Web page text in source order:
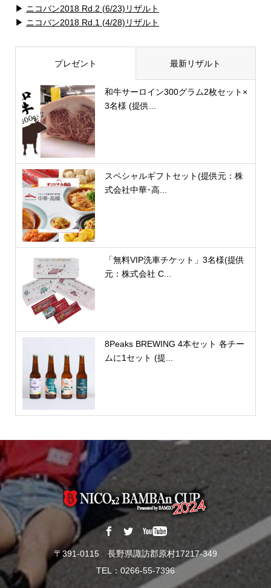
▶ ニコバン2018 Rd.2 (6/23)リザルト
▶ ニコバン2018 Rd.1 (4/28)リザルト
プレゼント 最新リザルト
和牛サーロイン300グラム2枚セット×
3名様 (提供...
スペシャルギフトセット(提供元：株
式会社中華･高...
「無料VIP洗車チケット」3名様(提供
元：株式会社 C...
8Peaks BREWING 4本セット 各チー
ムに1セット (提...
〒391-0115 長野県諏訪郡原村17217-349
TEL：0266-55-7396